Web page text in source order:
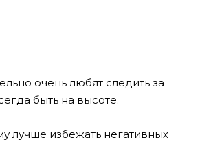
очень любят следить за
быть на высоте.
лучше избежать негативных